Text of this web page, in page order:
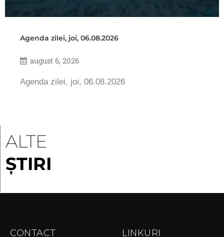
Agenda zilei, joi, 06.08.2026
august 6, 2026
Agenda zilei, joi, 06.08.2026
ALTE
ȘTIRI
CONTACT LINKURI